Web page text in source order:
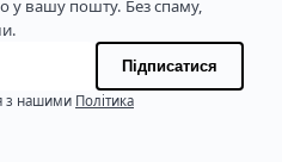
у вашу пошту. Без спаму,
Підписатися
з нашими Політика